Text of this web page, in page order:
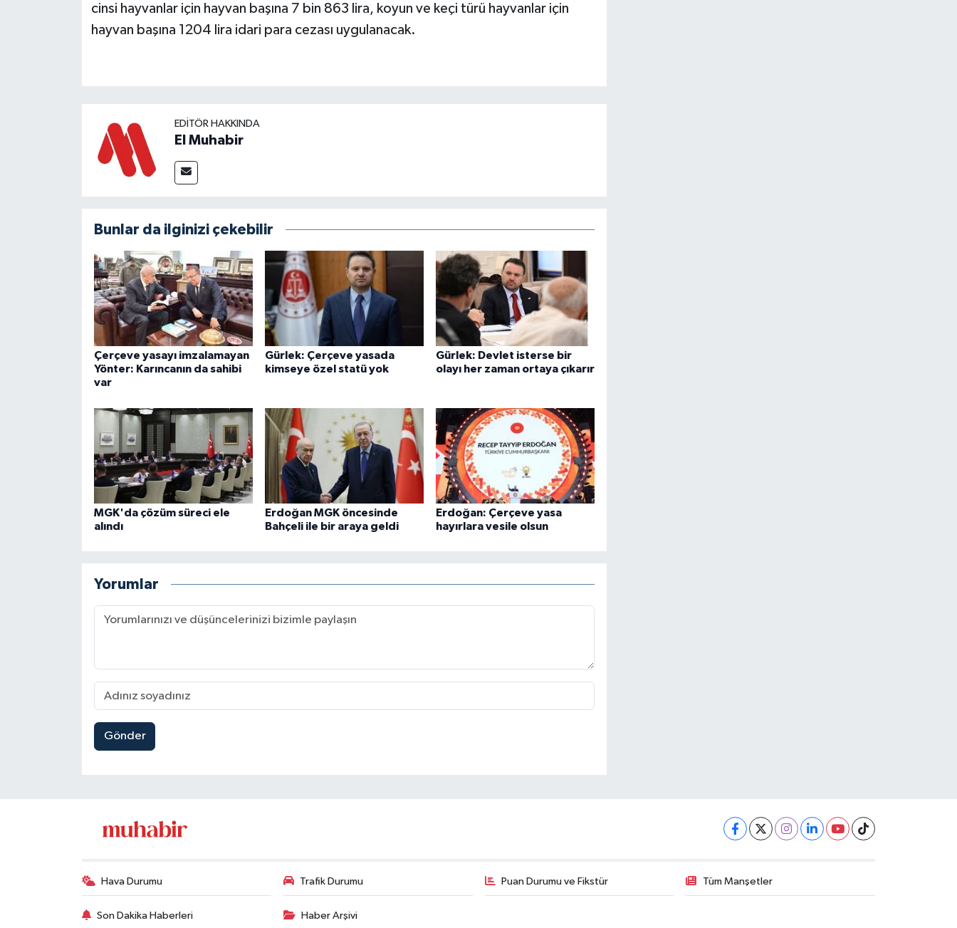
cinsi hayvanlar için hayvan başına 7 bin 863 lira, koyun ve keçi türü hayvanlar için
hayvan başına 1204 lira idari para cezası uygulanacak.
EDITÖR HAKKINDA
El Muhabir
Bunlar da ilginizi çekebilir
Çerçeve yasayı imzalamayan
Yönter: Karıncanın da sahibi
var
Gürlek: Çerçeve yasada
kimseye özel statü yok
Gürlek: Devlet isterse bir
olayı her zaman ortaya çıkarır
MGK'da çözüm süreci ele
alındı
Erdoğan MGK öncesinde
Bahçeli ile bir araya geldi
Erdoğan: Çerçeve yasa
hayırlara vesile olsun
Yorumlar
Gönder
Hava Durumu Trafik Durumu Puan Durumu ve Fikstür Tüm Manşetler
Son Dakika Haberleri Haber Arşivi